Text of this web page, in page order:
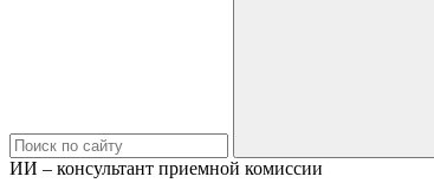
ИИ – консультант приемной комиссии